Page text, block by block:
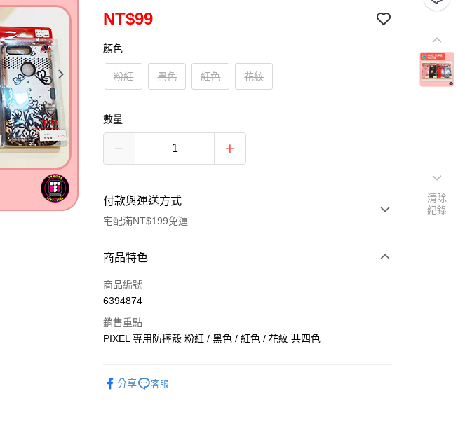
NT$99
顏色
粉紅 黑色 紅色 花紋
數量
付款與運送方式
宅配滿NT$199免運
付款方式
信用卡一次付款
Apple Pay
ATM付款
商品特色
商品編號
6394874
銷售重點
PIXEL 專用防摔殼 粉紅 / 黑色 / 紅色 / 花紋 共四色
分享 客服
清除
紀錄